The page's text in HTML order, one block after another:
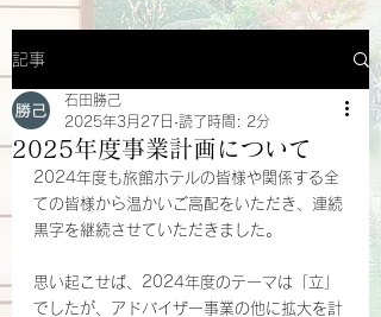
記事
2025年度事業計画について
石田勝己
2025年3月27日 読了時間: 2分
2024年度も旅館ホテルの皆様や関係する全
ての皆様から温かいご高配をいただき、連続
黒字を継続させていただきました。
思い起こせば、2024年度のテーマは「立」
でしたが、アドバイザー事業の他に拡大を計